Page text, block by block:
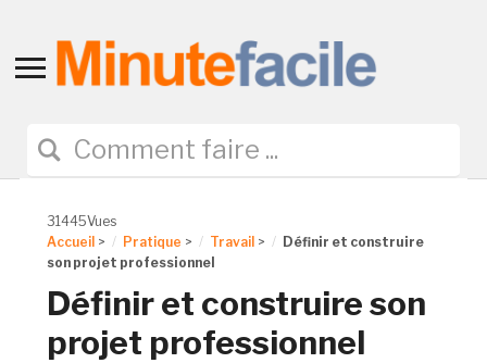
Toggle
navigation
31445Vues
Accueil > Pratique > Travail >
Définir et construire
son projet professionnel
Définir et construire son
projet professionnel